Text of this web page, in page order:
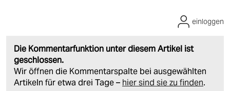
Die Kommentarfunktion unter diesem Artikel ist
geschlossen.
Wir öffnen die Kommentarspalte bei ausgewählten
Artikeln für etwa drei Tage – hier sind sie zu finden.
einloggen